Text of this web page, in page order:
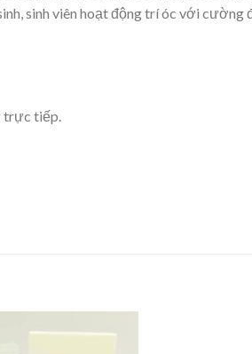
sinh viên hoạt động trí óc với cường
trực tiếp.